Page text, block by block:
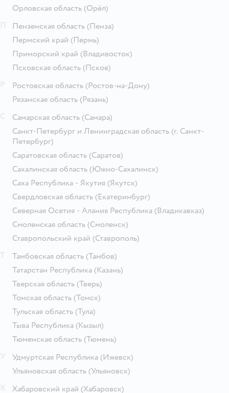
Орловская область (Орёл)
Пензенская область (Пенза)
Пермский край (Пермь)
Приморский край (Владивосток)
Псковская область (Псков)
Ростовская область (Ростов-на-Дону)
Рязанская область (Рязань)
Самарская область (Самара)
Санкт-Петербург и Ленинградская область (г. Санкт-
Петербург)
Саратовская область (Саратов)
Сахалинская область (Южно-Сахалинск)
Саха Республика - Якутия (Якутск)
Свердловская область (Екатеринбург)
Северная Осетия - Алания Республика (Владикавказ)
Смоленская область (Смоленск)
Ставропольский край (Ставрополь)
Тамбовская область (Тамбов)
Татарстан Республика (Казань)
Тверская область (Тверь)
Томская область (Томск)
Тульская область (Тула)
Тыва Республика (Кызыл)
Тюменская область (Тюмень)
Удмуртская Республика (Ижевск)
Ульяновская область (Ульяновск)
Хабаровский край (Хабаровск)